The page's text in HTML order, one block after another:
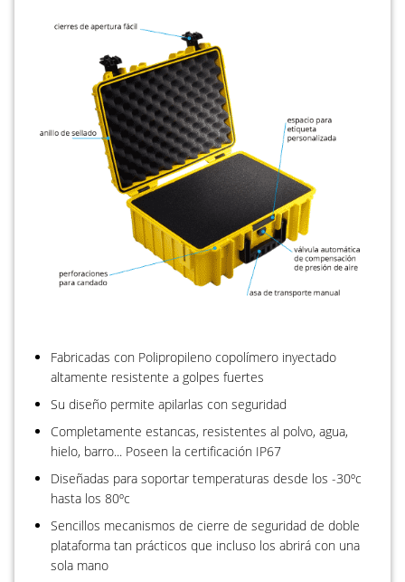
Fabricadas con Polipropileno copolímero inyectado
altamente resistente a golpes fuertes
Su diseño permite apilarlas con seguridad
Completamente estancas, resistentes al polvo, agua,
hielo, barro... Poseen la certificación IP67
Diseñadas para soportar temperaturas desde los -30ºc
hasta los 80ºc
Sencillos mecanismos de cierre de seguridad de doble
plataforma tan prácticos que incluso los abrirá con una
sola mano